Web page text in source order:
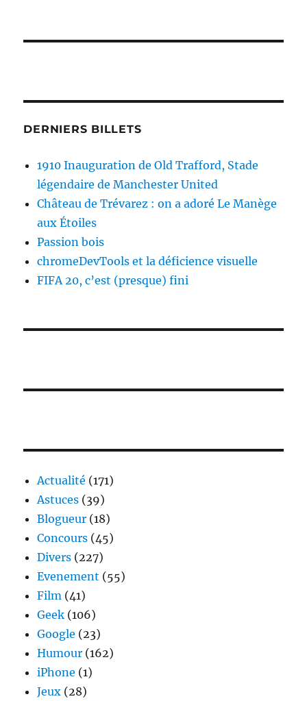
DERNIERS BILLETS
1910 Inauguration de Old Trafford, Stade
légendaire de Manchester United
Château de Trévarez : on a adoré Le Manège
aux Étoiles
Passion bois
chromeDevTools et la déficience visuelle
FIFA 20, c’est (presque) fini
Actualité (171)
Astuces (39)
Blogueur (18)
Concours (45)
Divers (227)
Evenement (55)
Film (41)
Geek (106)
Google (23)
Humour (162)
iPhone (1)
Jeux (28)